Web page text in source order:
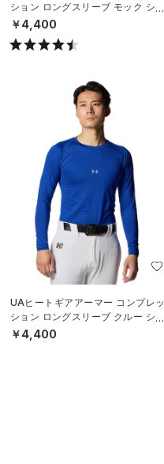
ション ロングスリーブ モック シャ
ツ（ベースボール/MEN）
￥4,400
UAヒートギアアーマー コンプレッ
ション ロングスリーブ クルー シャ
ツ（ベースボール/MEN）
￥4,400